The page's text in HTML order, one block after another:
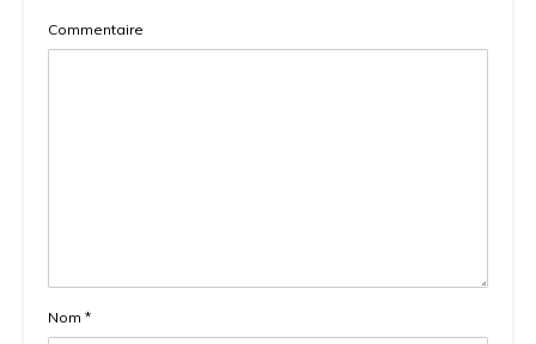
Commentaire
Nom *